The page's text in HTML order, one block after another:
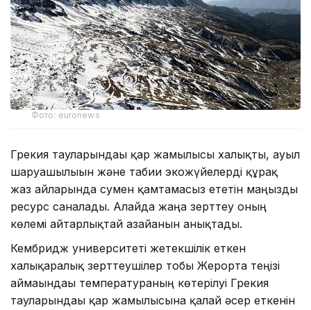
Фото: euronews
Грекия тауларындағы қар жамылғысы халықты, ауыл
шаруашылығын және табиғи экожүйелерді құрғақ
жаз айларында сумен қамтамасыз ететін маңызды
ресурс саналады. Алайда жаңа зерттеу оның
көлемі айтарлықтай азайғанын анықтады.
Кембридж университеті жетекшілік еткен
халықаралық зерттеушілер тобы Жерорта теңізі
аймағындағы температураның көтерілуі Грекия
тауларындағы қар жамылғысына қалай әсер еткенін